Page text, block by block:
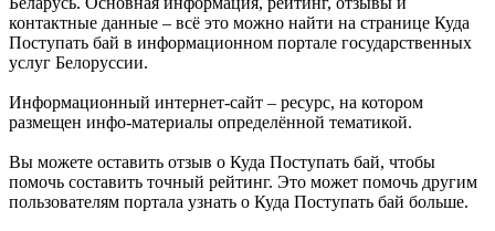
контактные данные – всё это можно найти на странице Куда
Поступать бай в информационном портале государственных
услуг Белоруссии.
Информационный интернет-сайт – ресурс, на котором
размещен инфо-материалы определённой тематикой.
Вы можете оставить отзыв о Куда Поступать бай, чтобы
помочь составить точный рейтинг. Это может помочь другим
пользователям портала узнать о Куда Поступать бай больше.